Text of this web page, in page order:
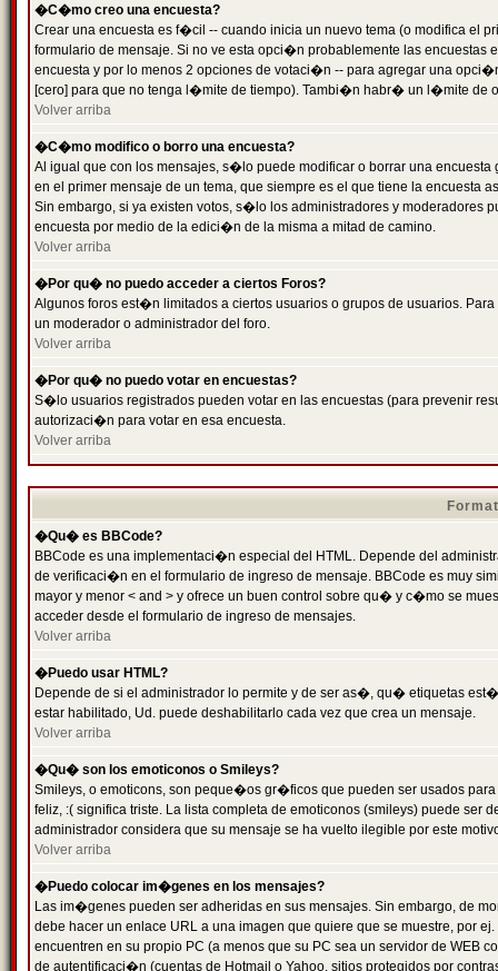
�C�mo creo una encuesta?
Crear una encuesta es f�cil -- cuando inicia un nuevo tema (o modifica el
formulario de mensaje. Si no ve esta opci�n probablemente las
encuesta y por lo menos 2 opciones de votaci�n -- para agregar una
[cero] para que no tenga l�mite de tiempo). Tambi�n habr� un l�mite de
Volver arriba
�C�mo modifico o borro una encuesta?
Al igual que con los mensajes, s�lo puede modificar o borrar una
en el primer mensaje de un tema, que siempre es el que tiene la encuesta
Sin embargo, si ya existen votos, s�lo los administradores y moderadores
encuesta por medio de la edici�n de la misma a mitad de camino.
Volver arriba
�Por qu� no puedo acceder a ciertos Foros?
Algunos foros est�n limitados a ciertos usuarios o grupos de usuarios.
un moderador o administrador del foro.
Volver arriba
�Por qu� no puedo votar en encuestas?
S�lo usuarios registrados pueden votar en las encuestas (para prevenir
autorizaci�n para votar en esa encuesta.
Volver arriba
�Qu� es BBCode?
BBCode es una implementaci�n especial del HTML. Depende del
de verificaci�n en el formulario de ingreso de mensaje. BBCode es muy
mayor y menor < and > y ofrece un buen control sobre qu� y c�mo se
acceder desde el formulario de ingreso de mensajes.
Volver arriba
�Puedo usar HTML?
Depende de si el administrador lo permite y de ser as�, qu� etiquetas
estar habilitado, Ud. puede deshabilitarlo cada vez que crea un mensaje.
Volver arriba
�Qu� son los emoticonos o Smileys?
Smileys, o emoticons, son peque�os gr�ficos que pueden ser usados
feliz, :( significa triste. La lista completa de emoticonos (smileys) puede
administrador considera que su mensaje se ha vuelto ilegible por este
Volver arriba
�Puedo colocar im�genes en los mensajes?
Las im�genes pueden ser adheridas en sus mensajes. Sin embargo, de
debe hacer un enlace URL a una imagen que quiere que se muestre, por
encuentren en su propio PC (a menos que su PC sea un servidor de
de autentificaci�n (cuentas de Hotmail o Yahoo, sitios protegidos por